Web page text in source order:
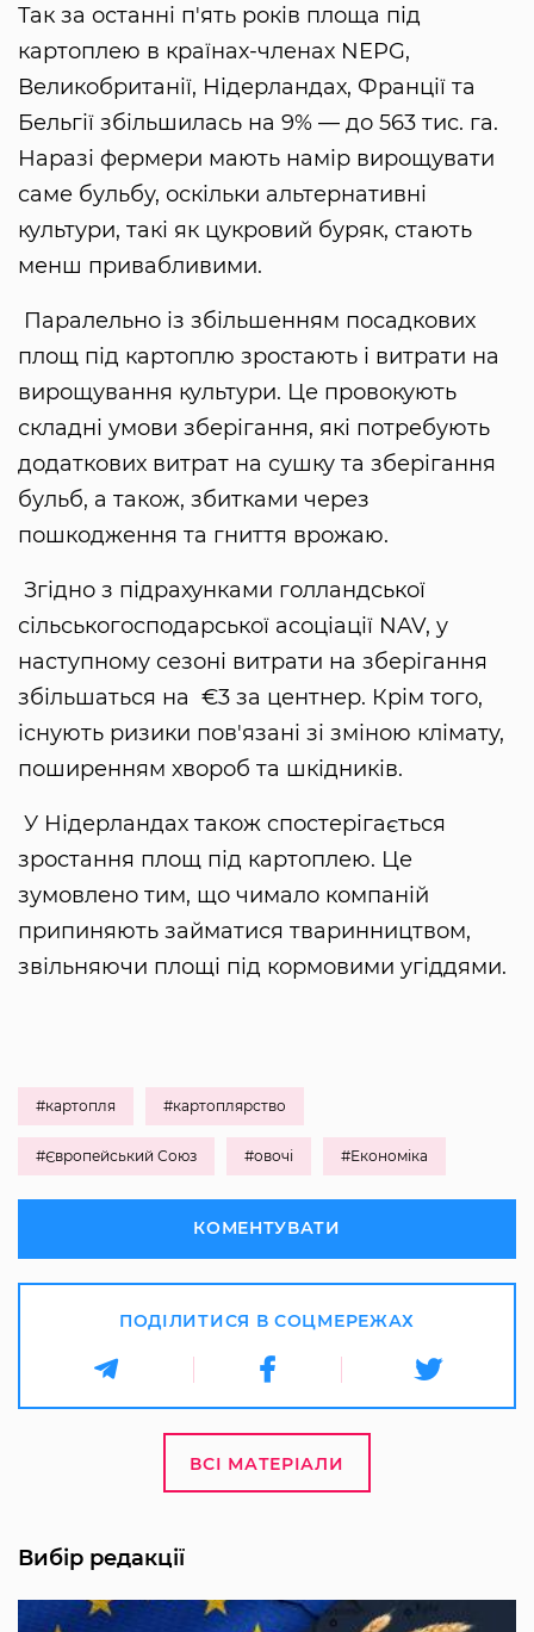
Так за останні п'ять років площа під
картоплею в країнах-членах NEPG,
Великобританії, Нідерландах, Франції та
Бельгії збільшилась на 9% — до 563 тис. га.
Наразі фермери мають намір вирощувати
саме бульбу, оскільки альтернативні
культури, такі як цукровий буряк, стають
менш привабливими.
Паралельно із збільшенням посадкових
площ під картоплю зростають і витрати на
вирощування культури. Це провокують
складні умови зберігання, які потребують
додаткових витрат на сушку та зберігання
бульб, а також, збитками через
пошкодження та гниття врожаю.
Згідно з підрахунками голландської
сільськогосподарської асоціації NAV, у
наступному сезоні витрати на зберігання
збільшаться на €3 за центнер. Крім того,
існують ризики пов'язані зі зміною клімату,
поширенням хвороб та шкідників.
У Нідерландах також спостерігається
зростання площ під картоплею. Це
зумовлено тим, що чимало компаній
припиняють займатися тваринництвом,
звільняючи площі під кормовими угіддями.
#картопля #картоплярство
#Європейський Союз #овочі #Економіка
КОМЕНТУВАТИ
ПОДІЛИТИСЯ В СОЦМЕРЕЖАХ
ВСІ МАТЕРІАЛИ
Вибір редакції